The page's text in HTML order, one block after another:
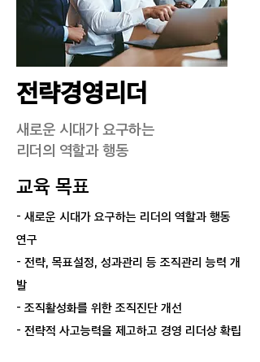
전략경영리더
새로운 시대가 요구하는
리더의 역할과 행동
교육 목표
- 새로운 시대가 요구하는 리더의 역할과 행동
연구
- 전략, 목표설정, 성과관리 등 조직관리 능력 개
발
- 조직활성화를 위한 조직진단 개선
- 전략적 사고능력을 제고하고 경영 리더상 확립